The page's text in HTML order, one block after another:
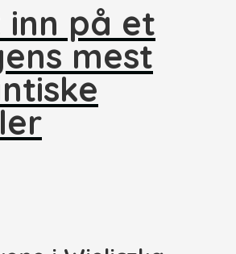
inn på et
mest